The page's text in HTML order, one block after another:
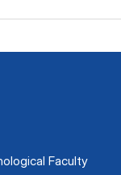
Faculty